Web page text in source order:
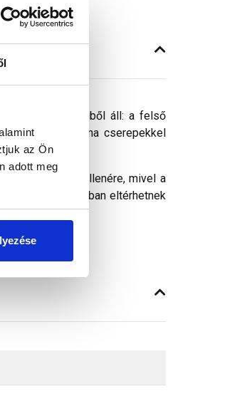
az Ön
adott meg
Két részegységből áll: a felső
újHáz Toscana cserepekkel
330x420 mm.
Ennek ellenére, mivel a
árnyalataikban eltérhetnek